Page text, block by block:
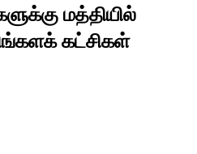
மத்தியில்
கட்சிகள்